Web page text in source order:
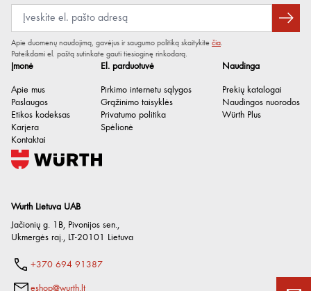
Sandėliavimo trukmė po
pagaminimo
24 mėn.
Mažiausia temperatūra
Didžiausia temperatūra 50 °C
Paviršiaus įtempis 0.02 N/m
Tankis
Tankis / sąlygos
Wurth Lietuva UAB
Jačionių g. 1B, Pivonijos sen.,
Ukmergės raj., LT-20101 Lietuva
+370 694 91387
eshop@wurth.lt
Įmonė
Apie mus
Paslaugos
Etikos kodeksas
Karjera
Kontaktai
El. parduotuvė
Pirkimo internetu sąlygos
Grąžinimo taisyklės
Privatumo politika
Spėlionė
Naudinga
Prekių katalogai
Naudingos nuorodos
Würth Plus
Apie duomenų naudojimą, gavėjus ir saugumo politiką skaitykite čia.
Pateikdami el. paštą sutinkate gauti tiesioginę rinkodarą.